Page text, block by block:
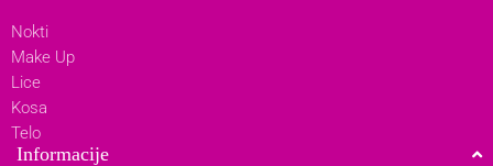
Nokti
Make Up
Lice
Kosa
Telo
Informacije